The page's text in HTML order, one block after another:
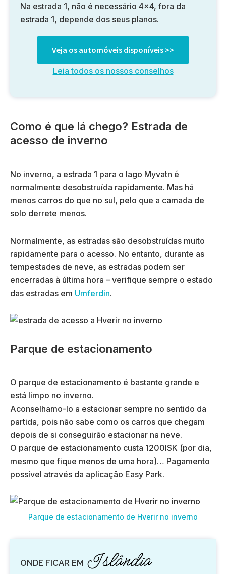
Na estrada 1, não é necessário 4×4, fora da
estrada 1, depende dos seus planos.
Veja os automóveis disponíveis >>
Leia todos os nossos conselhos
Como é que lá chego? Estrada de
acesso de inverno
No inverno, a estrada 1 para o lago Myvatn é
normalmente desobstruída rapidamente. Mas há
menos carros do que no sul, pelo que a camada de
solo derrete menos.
Normalmente, as estradas são desobstruídas muito
rapidamente para o acesso. No entanto, durante as
tempestades de neve, as estradas podem ser
encerradas à última hora – verifique sempre o estado
das estradas em Umferdin.
Parque de estacionamento
O parque de estacionamento é bastante grande e
está limpo no inverno.
Aconselhamo-lo a estacionar sempre no sentido da
partida, pois não sabe como os carros que chegam
depois de si conseguirão estacionar na neve.
O parque de estacionamento custa 1200ISK (por dia,
mesmo que fique menos de uma hora)… Pagamento
possível através da aplicação Easy Park.
Parque de estacionamento de Hverir no inverno
ONDE FICAR EM Islândia